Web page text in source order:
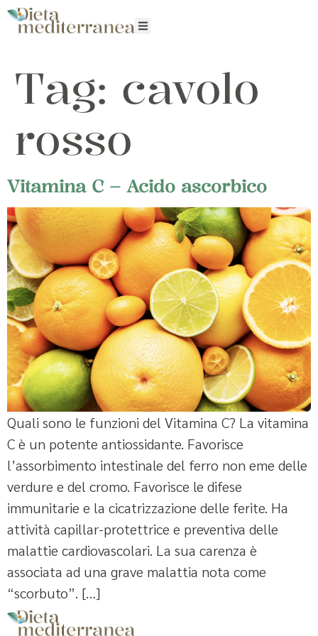
Tag: cavolo
rosso
Vitamina C – Acido ascorbico
Quali sono le funzioni del Vitamina C? La vitamina
C è un potente antiossidante. Favorisce
l’assorbimento intestinale del ferro non eme delle
verdure e del cromo. Favorisce le difese
immunitarie e la cicatrizzazione delle ferite. Ha
attività capillar-protettrice e preventiva delle
malattie cardiovascolari. La sua carenza è
associata ad una grave malattia nota come
“scorbuto”. […]